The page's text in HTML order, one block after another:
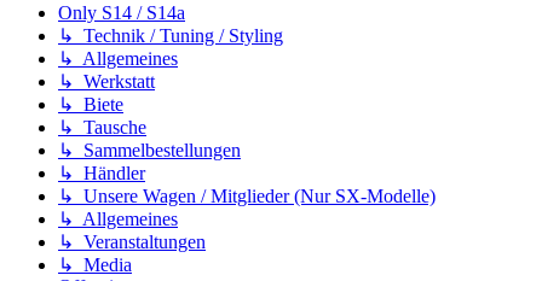
Only S14 / S14a
↳ Technik / Tuning / Styling
↳ Allgemeines
↳ Werkstatt
↳ Biete
↳ Tausche
↳ Sammelbestellungen
↳ Händler
↳ Unsere Wagen / Mitglieder (Nur SX-Modelle)
↳ Allgemeines
↳ Veranstaltungen
↳ Media